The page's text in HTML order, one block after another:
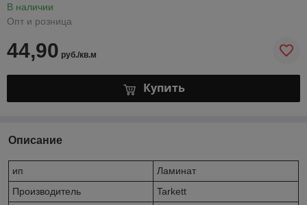
В наличии
Опт и розница
44,90 руб./кв.м
Купить
Описание
ип
Ламинат
Производитель
Tarkett